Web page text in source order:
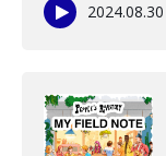
2024.08.30